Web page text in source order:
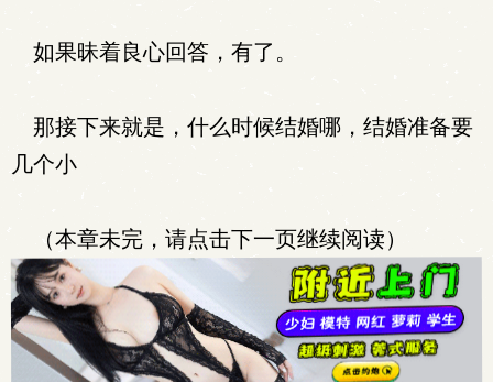
如果昧着良心回答，有了。
那接下来就是，什么时候结婚哪，结婚准备要
几个小
（本章未完，请点击下一页继续阅读）